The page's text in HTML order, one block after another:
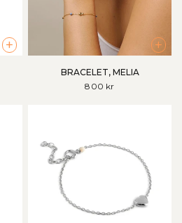
+ +
BRACELET, MELIA
800 kr